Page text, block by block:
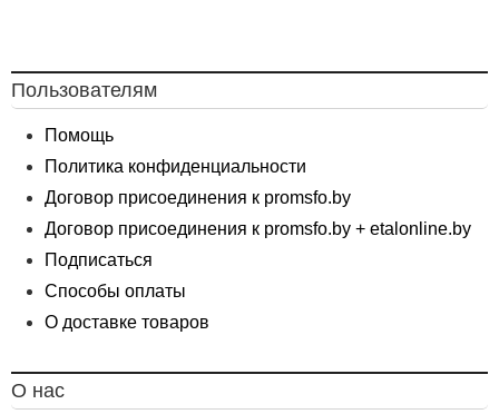
Пользователям
Помощь
Политика конфиденциальности
Договор присоединения к promsfo.by
Договор присоединения к promsfo.by + etalonline.by
Подписаться
Способы оплаты
О доставке товаров
О нас